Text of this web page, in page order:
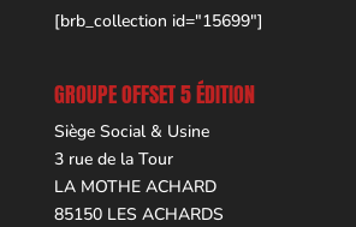
[brb_collection id="15699"]
GROUPE OFFSET 5 ÉDITION
Siège Social & Usine
3 rue de la Tour
LA MOTHE ACHARD
85150 LES ACHARDS